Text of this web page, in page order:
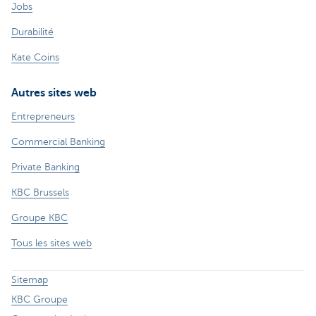
Jobs
Durabilité
Kate Coins
Autres sites web
Entrepreneurs
Commercial Banking
Private Banking
KBC Brussels
Groupe KBC
Tous les sites web
Sitemap
KBC Groupe